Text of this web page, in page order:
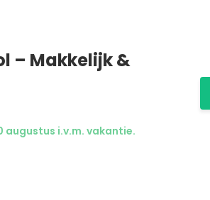
– Makkelijk &
i.v.m. vakantie.